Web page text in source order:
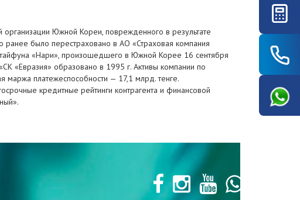
Южной Кореи, поврежденного в результате
было перестраховано в АО «Страховая компания
тайфуна «Нари», произошедшего в Южной Корее 16 сентября
«Евразия» образовано в 1995 г. Активы компании по
маржа платежеспособности — 17,1 млрд. тенге.
кредитные рейтинги контрагента и финансовой